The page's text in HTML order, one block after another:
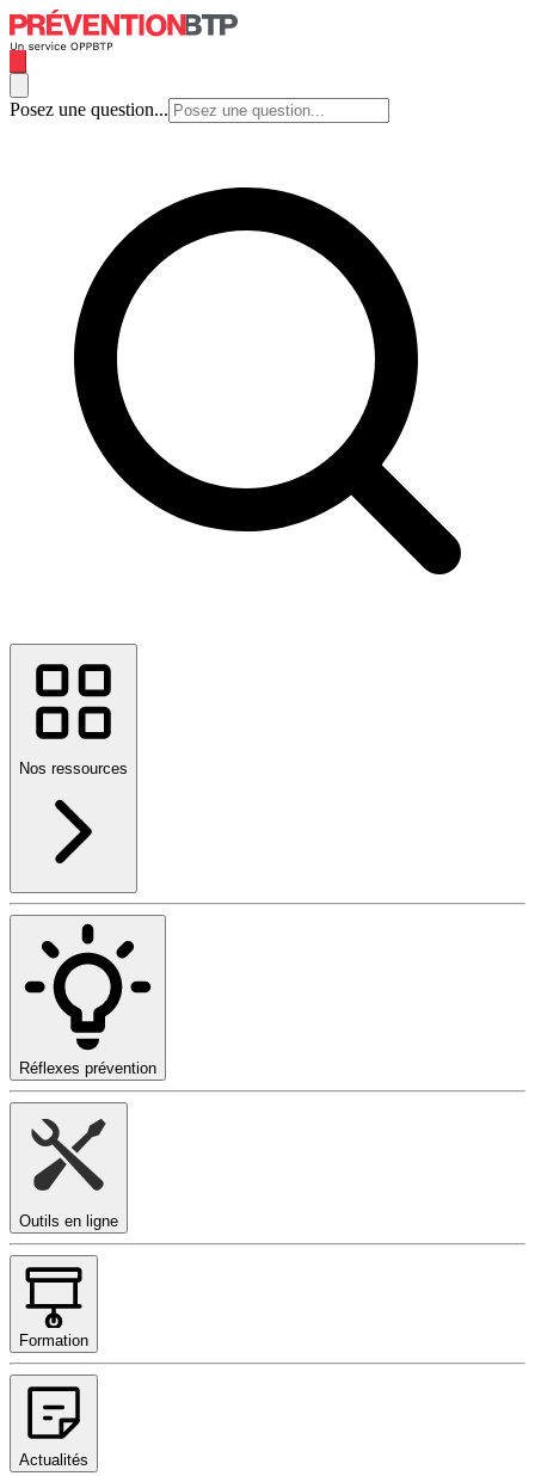
Posez une question...
Nos ressources
Réflexes prévention
Outils en ligne
Formation
Actualités